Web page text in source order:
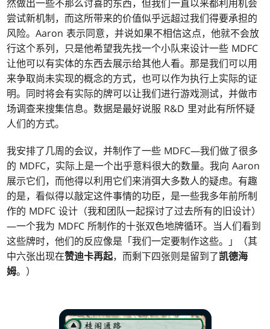
然做出一些不那么讨喜的东西，但我们一直以来都利用机会
尝试新机制，而这所带来的价值似乎远超过我们得要承担的
风险。Aaron 表示同意，并说如果不相信这点，他就不会放
行这个系列，只是他希望我先找一个小队来设计一些 MDFC
让他可以有实体的东西去展示给其他人看。那是我们可以用
来争取尚未实现的概念的方式，也可以作为执行上实际的证
明。同时将会有实际的牌可以让我们进行游戏测试，并做市
场调查来搜集信息。数据是最好说服 R&D 里对此有所怀疑
人们的方式。
我安排了几周的会议，并制作了一些 MDFC—我们做了很多
的 MDFC，实际上是一个出乎意料很大的数量。我向 Aaron
展示它们，而他得以利用它们来消弭大多数人的疑虑。有趣
的是，看似得以敲定这件事情的功臣，是一些我多年前所制
作的 MDFC 设计（我和团队一起探讨了过去所有的旧设计）
—一个我为 MDFC 所制作的十张双色地牌循环。当人们看到
这些牌时，他们的反应像是「我们一定要制作这些。」（其
中六张出现在赞迪卡再起，而剩下四张则是留到了凯德海
姆。）